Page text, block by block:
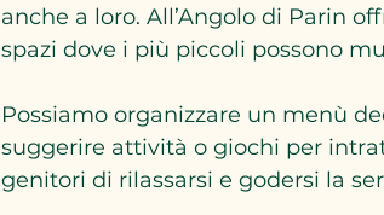
anche a loro. All’Angolo di Parin
spazi dove i più piccoli possono
Possiamo organizzare un menù
suggerire attività o giochi per
genitori di rilassarsi e godersi la